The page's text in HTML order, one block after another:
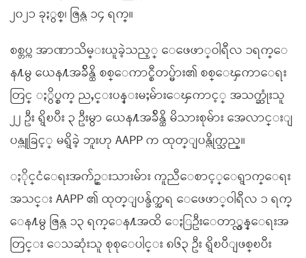
၂၀၂၁ ခုႏွစ္၊ ဇြန္လ ၁၄ ရက္။
စစ္တပ္က အာဏာသိမ္းယူခဲ့သည့္ ေဖေဖာ္ဝါရီလ ၁ရက္ေ
န႔မွ ယေန႔အခ်ိန္ထိ စစ္ေကာင္စီတပ္မ်ား၏ စစ္ေၾကာေရး
တြင္ ႏွိပ္စက္ ညႇင္းပန္းမႈမ်ားေၾကာင့္ အသက္ဆုံးသူ
၂၂ ဦး ရွိၿပီး ၃ ဦးမွာ ယေန႔အခ်ိန္ထိ မိသားစုမ်ား အေလာင္းျ
ပန္ယူခြင့္ မရွိခဲ့ ဘူးဟု AAPP က ထုတ္ျပန္လိုက္သည္။
ႏိုင္ငံေရးအက်ဥ္းသားမ်ား ကူညီေစာင့္ေရွာက္ေရး
အသင္း AAPP ၏ ထုတ္ျပန္ခ်က္အရ ေဖေဖာ္ဝါရီလ ၁ ရက္
ေန႔မွ ဇြန္လ ၁၃ ရက္ေန႔အထိ ေႏြဦးေတာ္လွန္ေရးအ
တြင္း ေသဆုံးသူ စုစုေပါင္း ၈၆၃ ဦး ရွိၿပီျဖစ္ၿပီး